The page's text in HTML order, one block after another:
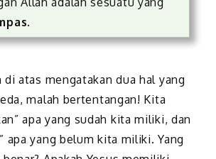
.
atas mengatakan dua hal yang
malah bertentangan! Kita
apa yang sudah kita miliki, dan
apa yang belum kita miliki. Yang